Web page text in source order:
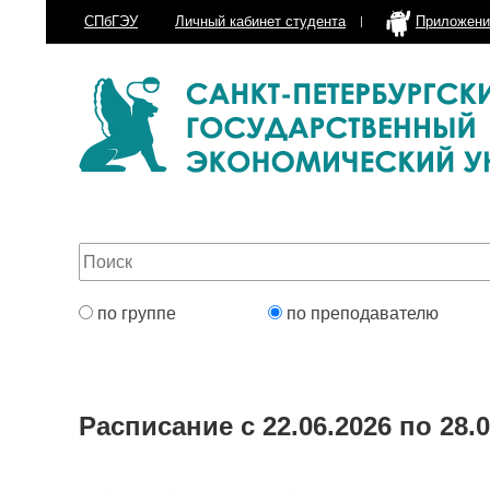
СПбГЭУ Личный кабинет студента
по группе по преподавателю
Расписание с 22.06.2026 по